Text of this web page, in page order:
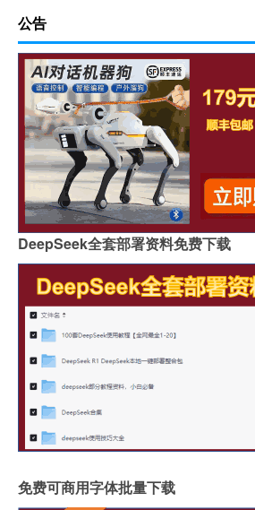
公告
DeepSeek全套部署资料免费下载
免费可商用字体批量下载